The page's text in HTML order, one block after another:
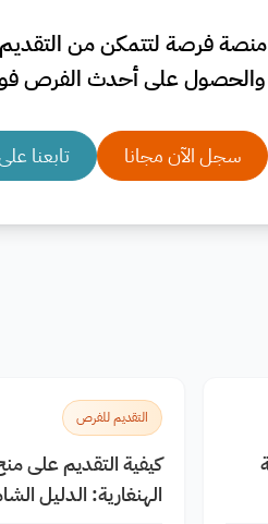
منصة فرصة لتتمكن من
والحصول على أحدث الفرص
سجل الآن مجانا تابعنا
التقديم للفرص
كيفية التقديم على
الهنغارية: الدليل